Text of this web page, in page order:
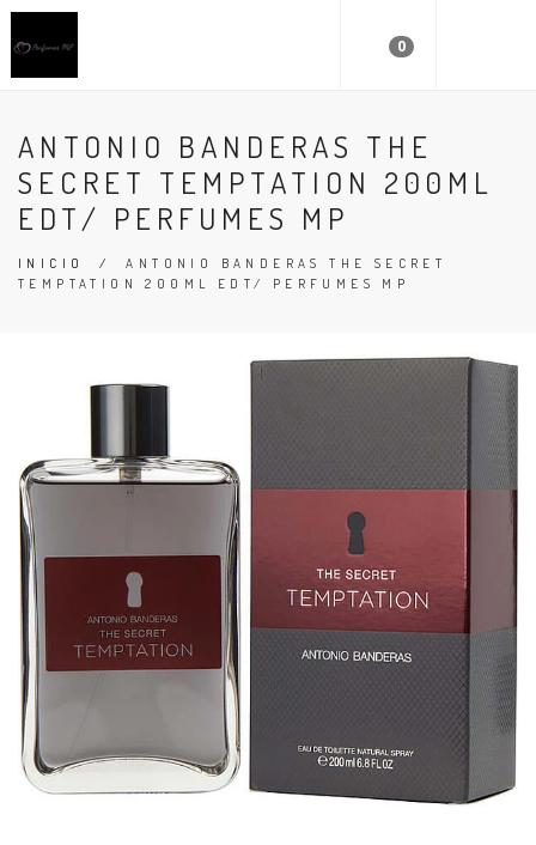
0
ANTONIO BANDERAS THE
SECRET TEMPTATION 200ML
EDT/ PERFUMES MP
INICIO /ANTONIO BANDERAS THE SECRET
TEMPTATION 200ML EDT/ PERFUMES MP